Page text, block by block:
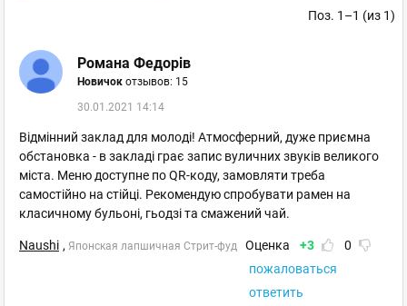
Поз. 1–1 (из 1)
Романа Федорів
Новичок отзывов: 15
30.01.2021 14:14
Відмінний заклад для молоді! Атмосферний, дуже приємна
обстановка - в закладі грає запис вуличних звуків великого
міста. Меню доступне по QR-коду, замовляти треба
самостійно на стійці. Рекомендую спробувати рамен на
класичному бульоні, гьодзі та смажений чай.
Naushi , Японская лапшичная Стрит-фуд Оценка +3
0
пожаловаться
ответить